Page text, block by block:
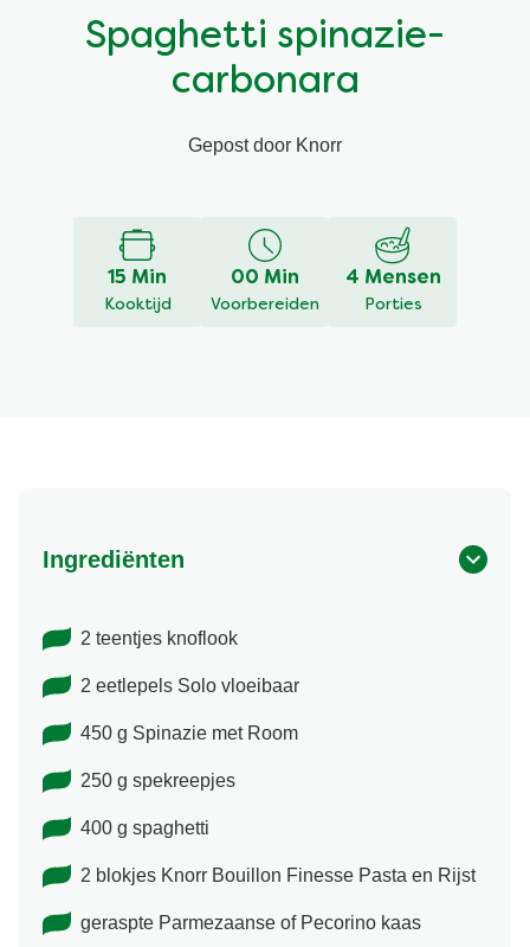
Vegetarisch
Gelegenheden
Kruiding
Snackpots
Spaghetti spinazie-
carbonara
Gepost door Knorr
15 Min
Kooktijd
00 Min
Voorbereiden
4 Mensen
Porties
Ingrediënten
2 teentjes knoflook
2 eetlepels Solo vloeibaar
450 g Spinazie met Room
250 g spekreepjes
400 g spaghetti
2 blokjes Knorr Bouillon Finesse Pasta en Rijst
geraspte Parmezaanse of Pecorino kaas